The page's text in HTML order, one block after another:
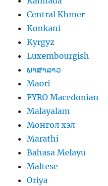
Central Khmer
Konkani
Kyrgyz
Luxembourgish
ພາສາລາວ
Maori
FYRO Macedonian
Malayalam
Монгол хэл
Marathi
Bahasa Melayu
Maltese
Oriya